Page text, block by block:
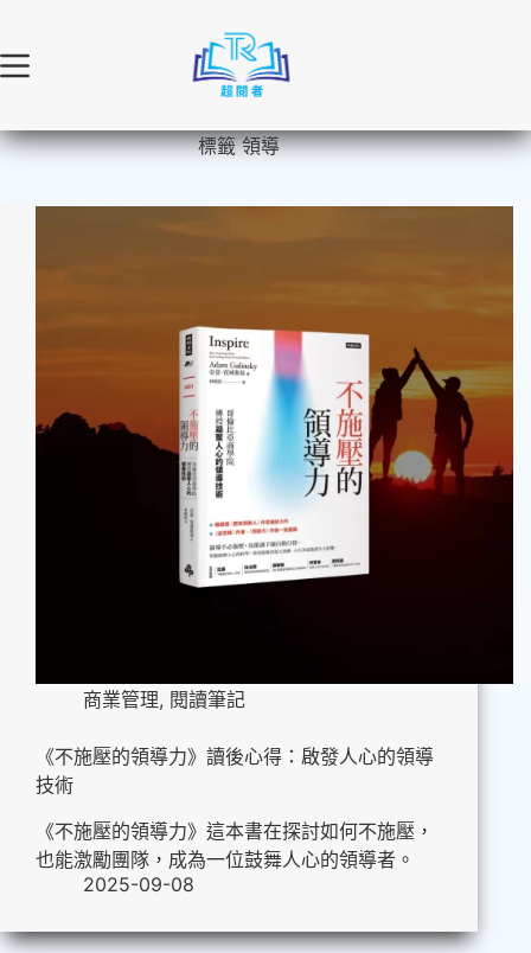
主
內
容
標籤領導
商業管理, 閱讀筆記
《不施壓的領導力》讀後心得：啟發人心的領導
技術
《不施壓的領導力》這本書在探討如何不施壓，
也能激勵團隊，成為一位鼓舞人心的領導者。
2025-09-08